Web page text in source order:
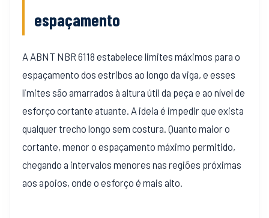
espaçamento
A ABNT NBR 6118 estabelece limites máximos para o
espaçamento dos estribos ao longo da viga, e esses
limites são amarrados à altura útil da peça e ao nível de
esforço cortante atuante. A ideia é impedir que exista
qualquer trecho longo sem costura. Quanto maior o
cortante, menor o espaçamento máximo permitido,
chegando a intervalos menores nas regiões próximas
aos apoios, onde o esforço é mais alto.